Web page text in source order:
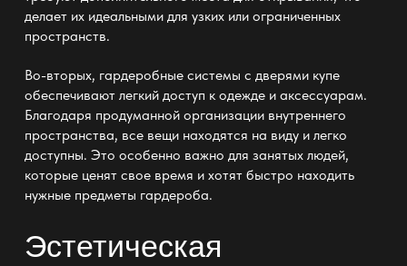
делает их идеальными для узких или ограниченных
пространств.
Во-вторых, гардеробные системы с дверями купе
обеспечивают легкий доступ к одежде и аксессуарам.
Благодаря продуманной организации внутреннего
пространства, все вещи находятся на виду и легко
доступны. Это особенно важно для занятых людей,
которые ценят свое время и хотят быстро находить
нужные предметы гардероба.
Эстетическая